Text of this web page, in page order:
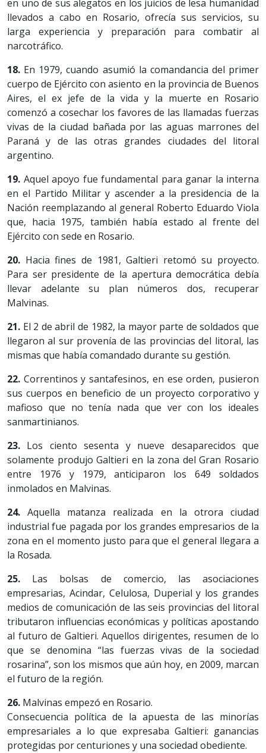
en uno de sus alegatos en los juicios de lesa humanidad
llevados a cabo en Rosario, ofrecía sus servicios, su
larga experiencia y preparación para combatir al
narcotráfico.
18. En 1979, cuando asumió la comandancia del primer
cuerpo de Ejército con asiento en la provincia de Buenos
Aires, el ex jefe de la vida y la muerte en Rosario
comenzó a cosechar los favores de las llamadas fuerzas
vivas de la ciudad bañada por las aguas marrones del
Paraná y de las otras grandes ciudades del litoral
argentino.
19. Aquel apoyo fue fundamental para ganar la interna
en el Partido Militar y ascender a la presidencia de la
Nación reemplazando al general Roberto Eduardo Viola
que, hacia 1975, también había estado al frente del
Ejército con sede en Rosario.
20. Hacia fines de 1981, Galtieri retomó su proyecto.
Para ser presidente de la apertura democrática debía
llevar adelante su plan números dos, recuperar
Malvinas.
21. El 2 de abril de 1982, la mayor parte de soldados que
llegaron al sur provenía de las provincias del litoral, las
mismas que había comandado durante su gestión.
22. Correntinos y santafesinos, en ese orden, pusieron
sus cuerpos en beneficio de un proyecto corporativo y
mafioso que no tenía nada que ver con los ideales
sanmartinianos.
23. Los ciento sesenta y nueve desaparecidos que
solamente produjo Galtieri en la zona del Gran Rosario
entre 1976 y 1979, anticiparon los 649 soldados
inmolados en Malvinas.
24.Aquella matanza realizada en la otrora ciudad
industrial fue pagada por los grandes empresarios de la
zona en el momento justo para que el general llegara a
la Rosada.
25. Las bolsas de comercio, las asociaciones
empresarias, Acindar, Celulosa, Duperial y los grandes
medios de comunicación de las seis provincias del litoral
tributaron influencias económicas y políticas apostando
al futuro de Galtieri. Aquellos dirigentes, resumen de lo
que se denomina “las fuerzas vivas de la sociedad
rosarina”, son los mismos que aún hoy, en 2009, marcan
el futuro de la región.
26. Malvinas empezó en Rosario.
Consecuencia política de la apuesta de las minorías
empresariales a lo que expresaba Galtieri: ganancias
protegidas por centuriones y una sociedad obediente.